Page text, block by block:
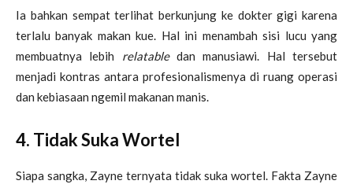
Ia bahkan sempat terlihat berkunjung ke dokter gigi karena
terlalu banyak makan kue. Hal ini menambah sisi lucu yang
membuatnya lebih relatabledan manusiawi. Hal tersebut
menjadi kontras antara profesionalismenya di ruang operasi
dan kebiasaan ngemil makanan manis.
4. Tidak Suka Wortel
Siapa sangka, Zayne ternyata tidak suka wortel. Fakta Zayne